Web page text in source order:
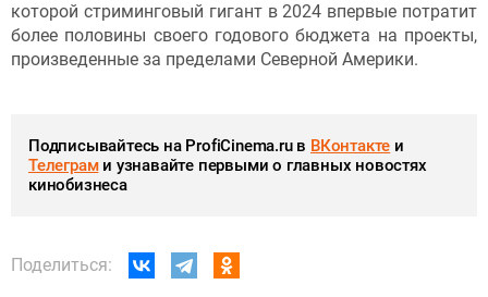
которой стриминговый гигант в 2024 впервые потратит
более половины своего годового бюджета на проекты,
произведенные за пределами Северной Америки.
Подписывайтесь на ProfiCinema.ru в ВКонтакте и
Телеграми узнавайте первыми о главных новостях
кинобизнеса
Поделиться: